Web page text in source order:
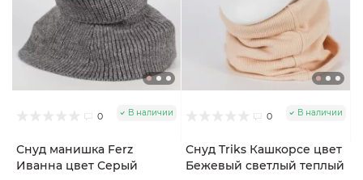
0 В наличии
Снуд манишка Ferz
Иванна цвет Серый
0 В наличии
Снуд Triks Кашкорсе цвет
Бежевый светлый теплый